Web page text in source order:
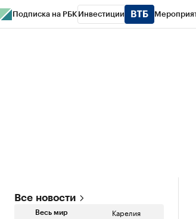
Подписка на РБК Инвестиции
Все новости
Весь мир Карелия